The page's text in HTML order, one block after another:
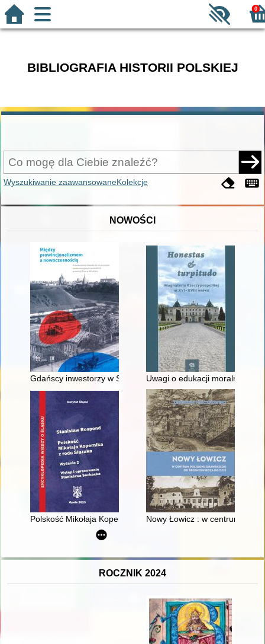
0
BIBLIOGRAFIA HISTORII POLSKIEJ
Wyszukiwanie zaawansowaneKolekcje
NOWOŚCI
Gdańscy inwestorzy w Sopocie : prestiż finansowy i
Uwagi o edukacji moralnej
Polskość Mikołaja Kopernika z rodu ŚlązakaNowy Łowicz : w centrum
ROCZNIK 2024